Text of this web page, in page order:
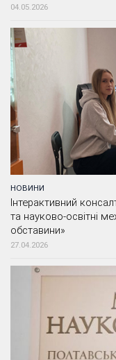
04.05.2026
НОВИНИ
Інтерактивний
та науково-освітні
обставини»
27.04.2026